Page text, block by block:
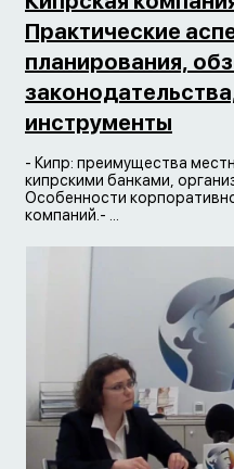
Практические
планирования,
инструменты
- Кипр: преимущества
кипрскими банками,
Особенности
компаний.- ...